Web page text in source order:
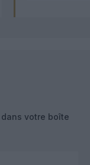
votre boîte